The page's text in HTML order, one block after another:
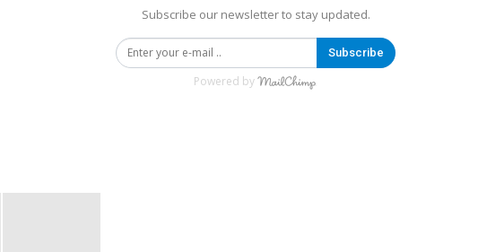
Subscribe our newsletter to stay updated.
Subscribe
Powered by